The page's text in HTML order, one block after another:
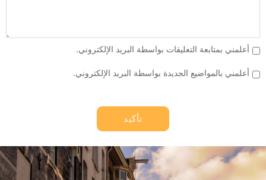
أعلمني بمتابعة التعليقات بواسطة البريد الإلكتروني.
أعلمني بالمواضيع الجديدة بواسطة البريد الإلكتروني.